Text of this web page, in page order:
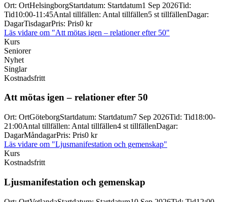
Ort: OrtHelsingborgStartdatum: Startdatum1 Sep 2026Tid:
Tid10:00-11:45Antal tillfällen: Antal tillfällen5 st tillfällenDagar:
DagarTisdagarPris: Pris0 kr
Läs vidare om "Att mötas igen – relationer efter 50"
Kurs
Seniorer
Nyhet
Singlar
Kostnadsfritt
Att mötas igen – relationer efter 50
Ort: OrtGöteborgStartdatum: Startdatum7 Sep 2026Tid: Tid18:00-
21:00Antal tillfällen: Antal tillfällen4 st tillfällenDagar:
DagarMåndagarPris: Pris0 kr
Läs vidare om "Ljusmanifestation och gemenskap"
Kurs
Kostnadsfritt
Ljusmanifestation och gemenskap